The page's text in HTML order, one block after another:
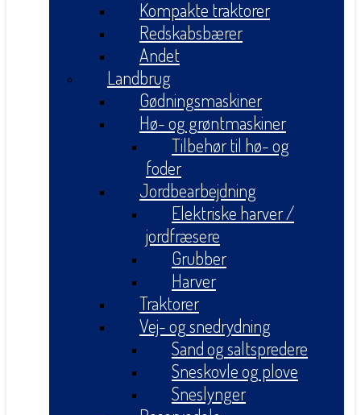
Kompakte traktorer
Redskabsbærer
Andet
Landbrug
Gødningsmaskiner
Hø- og grøntmaskiner
Tilbehør til hø- og
foder
Jordbearbejdning
Elektriske harver /
jordfræsere
Grubber
Harver
Traktorer
Vej- og snedrydning
Sand og saltspredere
Sneskovle og plove
Sneslynger